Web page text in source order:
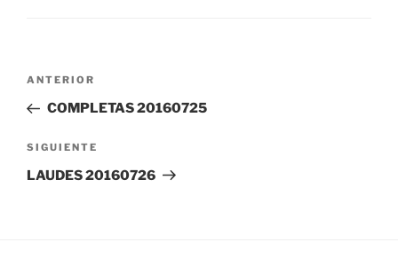
Navegación
entradas
Entrada
anterior:
ANTERIOR
COMPLETAS 20160725
Siguiente
entrada
SIGUIENTE
LAUDES 20160726